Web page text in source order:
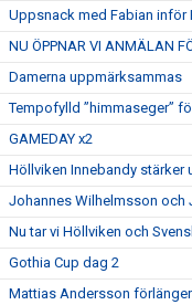
Uppsnack med Fabian inför
NU ÖPPNAR VI ANMÄLAN
Damerna uppmärksammas
Tempofylld ”himmaseger”
GAMEDAY x2
Höllviken Innebandy stärker
Johannes Wilhelmsson och
Nu tar vi Höllviken och
Gothia Cup dag 2
Mattias Andersson förlänger